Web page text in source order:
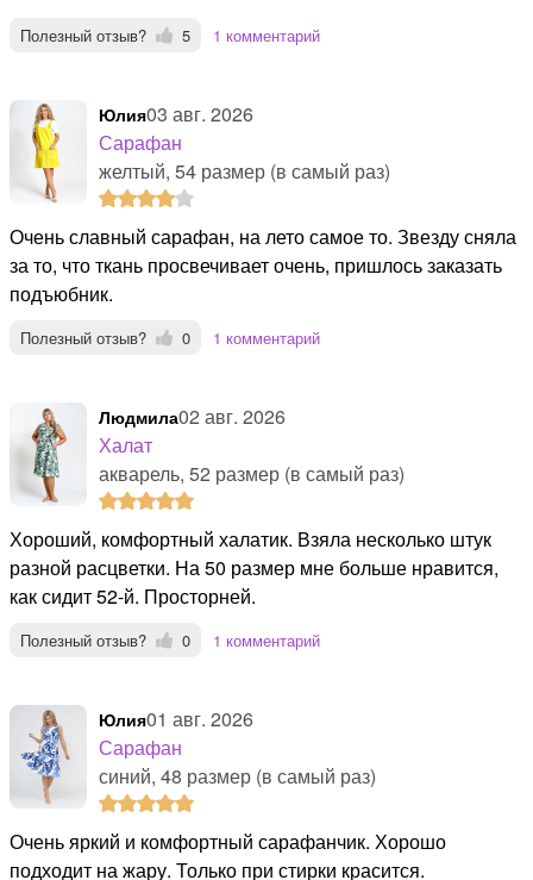
Полезный отзыв? 5 1 комментарий
Юлия03 авг. 2026
Сарафан
желтый, 54 размер (в самый раз)
Очень славный сарафан, на лето самое то. Звезду сняла
за то, что ткань просвечивает очень, пришлось заказать
подъюбник.
Полезный отзыв? 0 1 комментарий
Людмила02 авг. 2026
Халат
акварель, 52 размер (в самый раз)
Хороший, комфортный халатик. Взяла несколько штук
разной расцветки. На 50 размер мне больше нравится,
как сидит 52-й. Просторней.
Полезный отзыв? 0 1 комментарий
Юлия01 авг. 2026
Сарафан
синий, 48 размер (в самый раз)
Очень яркий и комфортный сарафанчик. Хорошо
подходит на жару. Только при стирки красится.